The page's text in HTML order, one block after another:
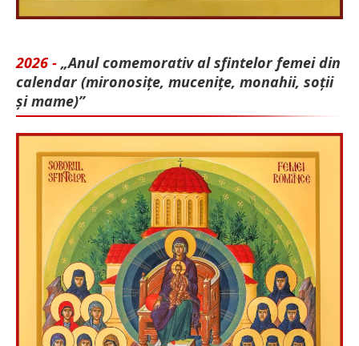
2026 - „Anul comemorativ al sfintelor femei din
calendar (mironosițe, mu­cenițe, monahii, soții
și mame)”